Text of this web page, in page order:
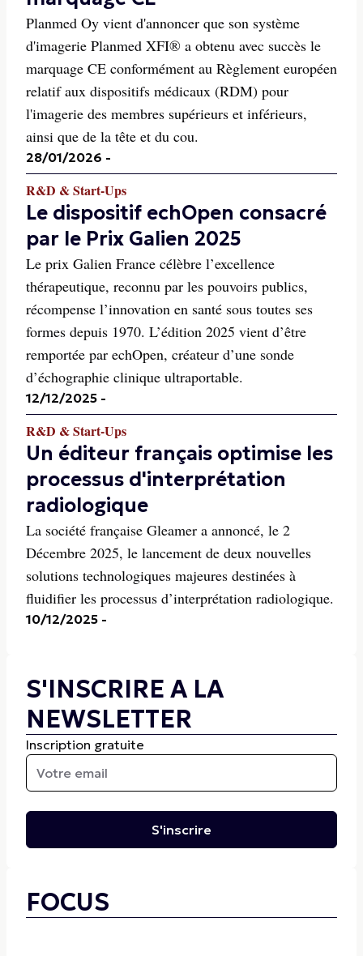
Planmed Oy vient d'annoncer que son système
d'imagerie Planmed XFI® a obtenu avec succès le
marquage CE conformément au Règlement européen
relatif aux dispositifs médicaux (RDM) pour
l'imagerie des membres supérieurs et inférieurs,
ainsi que de la tête et du cou.
28/01/2026 -
R&D & Start-Ups
Le dispositif echOpen consacré
par le Prix Galien 2025
Le prix Galien France célèbre l’excellence
thérapeutique, reconnu par les pouvoirs publics,
récompense l’innovation en santé sous toutes ses
formes depuis 1970. L’édition 2025 vient d’être
remportée par echOpen, créateur d’une sonde
d’échographie clinique ultraportable.
12/12/2025 -
R&D & Start-Ups
Un éditeur français optimise les
processus d'interprétation
radiologique
La société française Gleamer a annoncé, le 2
Décembre 2025, le lancement de deux nouvelles
solutions technologiques majeures destinées à
fluidifier les processus d’interprétation radiologique.
10/12/2025 -
S'INSCRIRE A LA
NEWSLETTER
Inscription gratuite
S'inscrire
FOCUS